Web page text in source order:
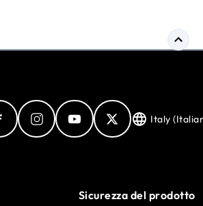
Italy
Sicurezza del prodotto